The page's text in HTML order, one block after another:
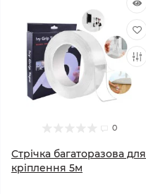
0
Стрічка багаторазова для
кріплення 5м